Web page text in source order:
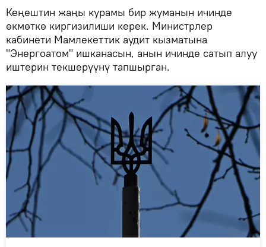
Кеңештин жаңы курамы бир жуманын ичинде
өкмөткө киргизилиши керек. Министрлер
кабинети Мамлекеттик аудит кызматына
"Энергоатом" ишканасын, анын ичинде сатып алуу
иштерин текшерүүнү тапшырган.